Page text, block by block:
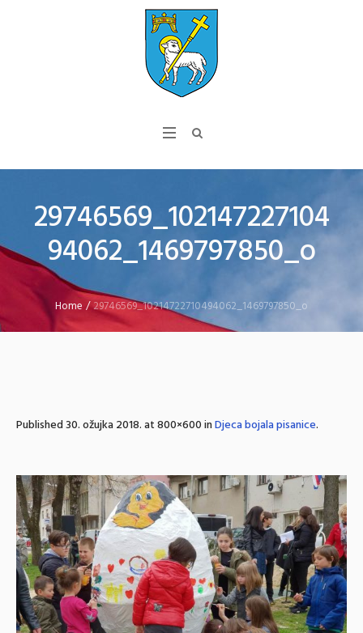
29746569_102147227104
94062_1469797850_o
Home /29746569_10214722710494062_1469797850_o
Published30. ožujka 2018.at 800×600 inDjeca bojala pisanice.